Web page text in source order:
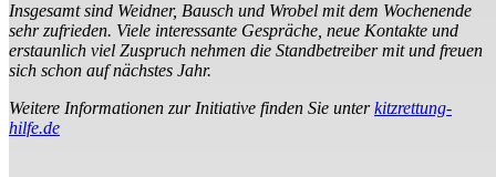
Insgesamt sind Weidner, Bausch und Wrobel mit dem Wochenende
sehr zufrieden. Viele interessante Gespräche, neue Kontakte und
erstaunlich viel Zuspruch nehmen die Standbetreiber mit und freuen
sich schon auf nächstes Jahr.
Weitere Informationen zur Initiative finden Sie unterkitzrettung-
hilfe.de